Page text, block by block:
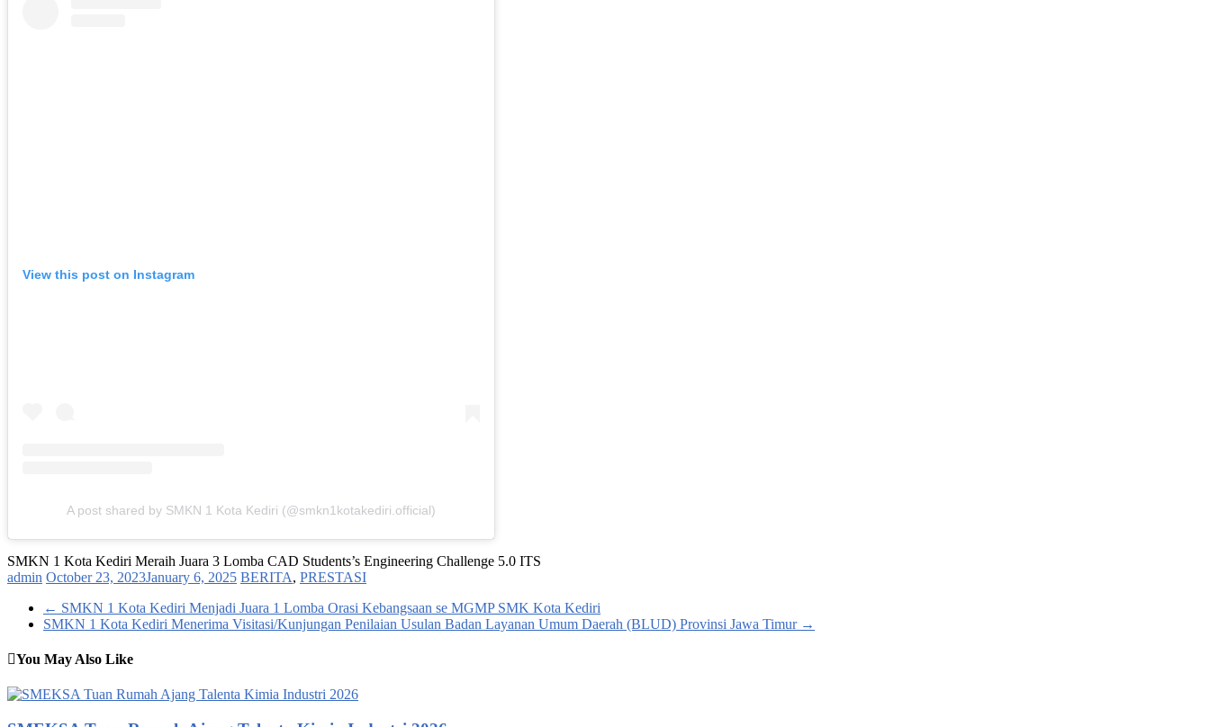
View this post on Instagram
A post shared by SMKN 1 Kota Kediri (@smkn1kotakediri.official)
SMKN 1 Kota Kediri Meraih Juara 3 Lomba CAD Students’s Engineering Challenge 5.0 ITS
admin October 23, 2023January 6, 2025 BERITA, PRESTASI
← SMKN 1 Kota Kediri Menjadi Juara 1 Lomba Orasi Kebangsaan se MGMP SMK Kota Kediri
SMKN 1 Kota Kediri Menerima Visitasi/Kunjungan Penilaian Usulan Badan Layanan Umum Daerah (BLUD) Provinsi Jawa Timur →
You May Also Like